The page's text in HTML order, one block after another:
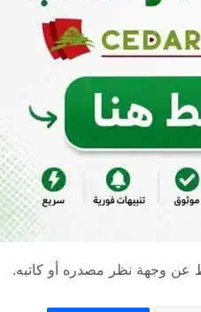
عن وجهة نظر مصدره أو كاتبه.